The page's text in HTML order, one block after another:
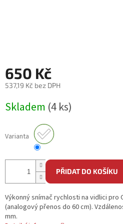
650 Kč
537,19 Kč bez DPH
cena:
Skladem (4 ks)
Varianta
PŘIDAT DO KOŠÍKU
Výkonný snímač rychlosti na vidlici pro
(analogový přenos do 60 cm).
mm.